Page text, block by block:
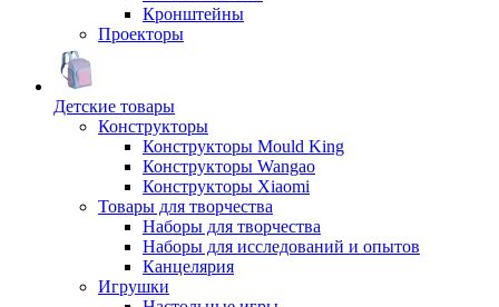
Кронштейны
Проекторы
Детские товары
Конструкторы
Конструкторы Mould King
Конструкторы Wangao
Конструкторы Xiaomi
Товары для творчества
Наборы для творчества
Наборы для исследований и опытов
Канцелярия
Игрушки